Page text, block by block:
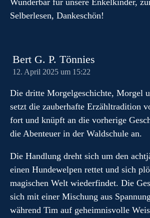
Wunderbar für unsere Enkelkinder,
Selberlesen, Dankeschön!
Bert G. P. Tönnies
12. April 2025 um 15:22
Die dritte Morgelgeschichte, Morgel
setzt die zauberhafte Erzähltradition
fort und knüpft an die vorherige
die Abenteuer in der Waldschule an.
Die Handlung dreht sich um den
einen Hundewelpen rettet und sich
magischen Welt wiederfindet. Die
sich mit einer Mischung aus
während Tim auf geheimnisvolle